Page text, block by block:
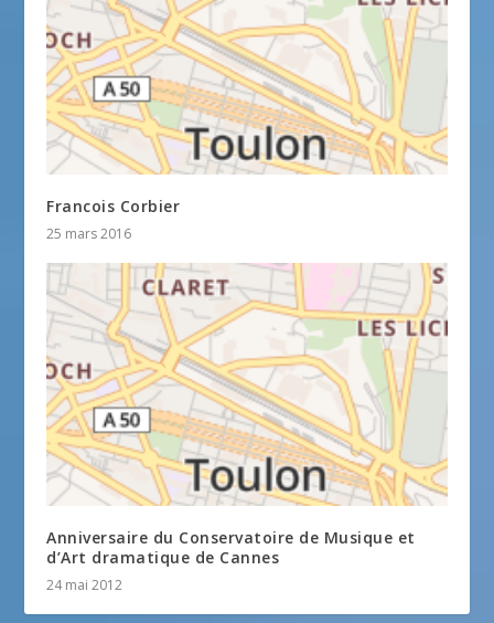
Francois Corbier
25 mars 2016
Anniversaire du Conservatoire de Musique et
d’Art dramatique de Cannes
24 mai 2012